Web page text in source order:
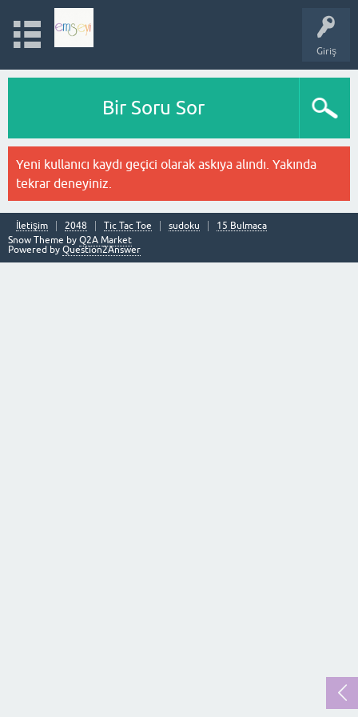
Giriş
Bir Soru Sor
Yeni kullanıcı kaydı geçici olarak askıya alındı. Yakında
tekrar deneyiniz.
İletişim 2048 Tic Tac Toe sudoku
15 Bulmaca
Snow Theme by Q2A Market
Powered by Question2Answer